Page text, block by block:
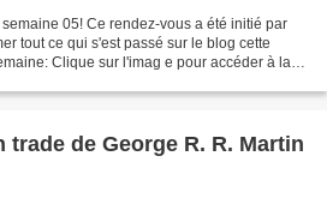
05! Ce rendez-vous a été initié par
tout ce qui s'est passé sur le blog cette
Clique sur l'imag e pour accéder à la
trade de George R. R. Martin